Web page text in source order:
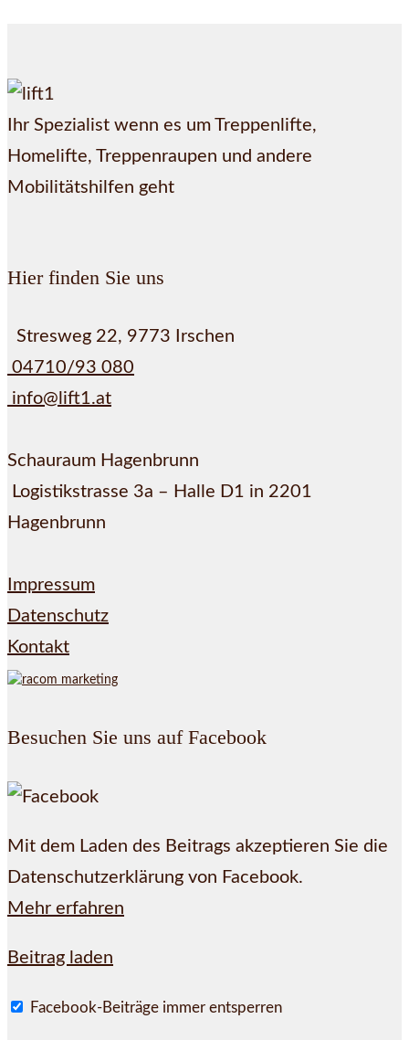
Ihr Spezialist wenn es um Treppenlifte,
Homelifte, Treppenraupen und andere
Mobilitätshilfen geht
Hier finden Sie uns
Stresweg 22, 9773 Irschen
04710/93 080
info@lift1.at
Schauraum Hagenbrunn
Logistikstrasse 3a – Halle D1 in 2201
Hagenbrunn
Impressum
Datenschutz
Kontakt
Besuchen Sie uns auf Facebook
Mit dem Laden des Beitrags akzeptieren Sie die
Datenschutzerklärung von Facebook.
Mehr erfahren
Beitrag laden
Facebook-Beiträge immer entsperren